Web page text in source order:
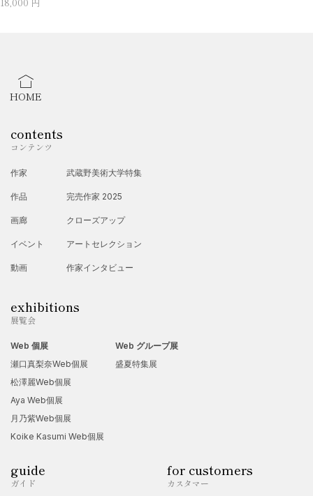
HOME
contents
コンテンツ
作家
作品
画廊
イベント
動画
武蔵野美術大学特集
完売作家 2025
クローズアップ
アートセレクション
作家インタビュー
exhibitions
展覧会
Web 個展
瀬口真梨奈Web個展
松澤麗Web個展
Aya Web個展
月乃紫Web個展
Koike Kasumi Web個展
Web グループ展
盛夏特集展
guide
ガイド
for customers
カスタマー